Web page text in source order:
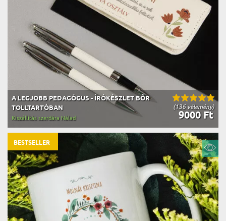
(136 vélemény)
A LEGJOBB PEDAGÓGUS - ÍRÓKÉSZLET BŐR
TOLLTARTÓBAN
9000 Ft
Kiszállítás szerdára Nálad
BESTSELLER